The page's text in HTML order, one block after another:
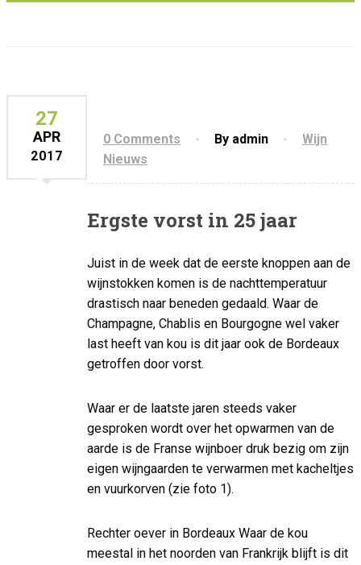
27
APR
2017
0 Comments By admin
Wijn
Nieuws
Ergste vorst in 25 jaar
Juist in de week dat de eerste knoppen aan de
wijnstokken komen is de nachttemperatuur
drastisch naar beneden gedaald. Waar de
Champagne, Chablis en Bourgogne wel vaker
last heeft van kou is dit jaar ook de Bordeaux
getroffen door vorst.
Waar er de laatste jaren steeds vaker
gesproken wordt over het opwarmen van de
aarde is de Franse wijnboer druk bezig om zijn
eigen wijngaarden te verwarmen met kacheltjes
en vuurkorven (zie foto 1).
Rechter oever in Bordeaux Waar de kou
meestal in het noorden van Frankrijk blijft is dit